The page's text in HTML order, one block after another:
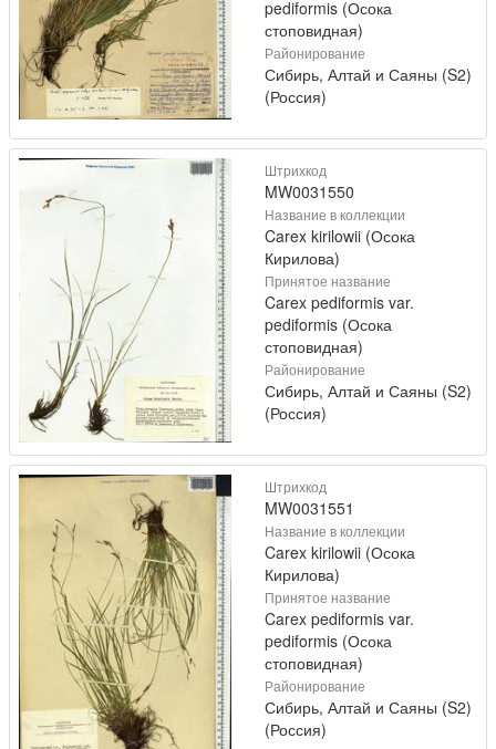
pediformis (Осока
стоповидная)
Районирование
Сибирь, Алтай и Саяны (S2)
(Россия)
Штрихкод
MW0031550
Название в коллекции
Carex kirilowii (Осока
Кирилова)
Принятое название
Carex pediformis var.
pediformis (Осока
стоповидная)
Районирование
Сибирь, Алтай и Саяны (S2)
(Россия)
Штрихкод
MW0031551
Название в коллекции
Carex kirilowii (Осока
Кирилова)
Принятое название
Carex pediformis var.
pediformis (Осока
стоповидная)
Районирование
Сибирь, Алтай и Саяны (S2)
(Россия)